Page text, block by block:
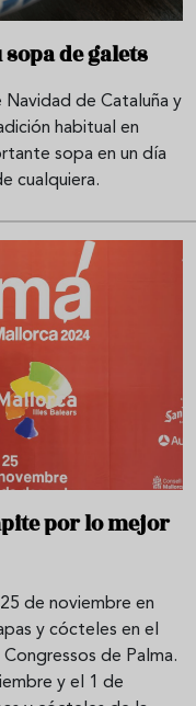
de galets
Navidad de Cataluña y
habitual en
sopa en un día
cualquiera.
por lo mejor
de noviembre en
y cócteles en el
de Palma.
y el 1 de